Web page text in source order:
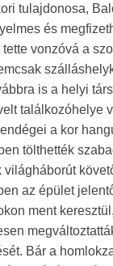
tulajdonosa,
és
vonzóvá a
is a helyi
találkozóhelye
a kor
tölthették
világháborút
az épület
ment
Bár a